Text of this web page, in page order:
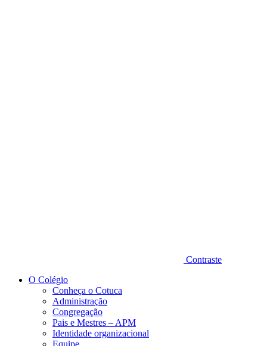
Contraste
O Colégio
Conheça o Cotuca
Administração
Congregação
Pais e Mestres – APM
Identidade organizacional
Equipe